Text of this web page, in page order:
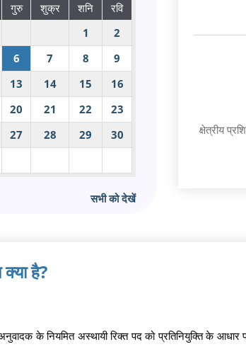
गुरु शुक्र शनि
रवि
1
2
6 7 8
9
13 14 15
16
20 21 22
23
27 28 29
30
सभी को देखें
क्षेत्रीय
क्या है?
के नियमित अस्थायी रिक्त पद को प्रतिनियुक्ति के